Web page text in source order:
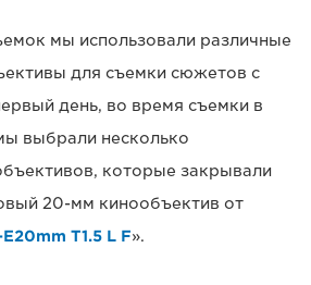
мы использовали различные
для съемки сюжетов с
день, во время съемки в
выбрали несколько
которые закрывали
20-мм кинообъектив от
T1.5 L F».